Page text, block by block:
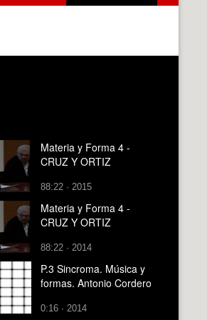
Materia y Forma 4 -
CRUZ Y ORTIZ
88:22 · 2015
Materia y Forma 4 -
CRUZ Y ORTIZ
88:22 · 2014
P.3 Sincroma. Música y
formas. Antonio Cordero
0:16 · 2014